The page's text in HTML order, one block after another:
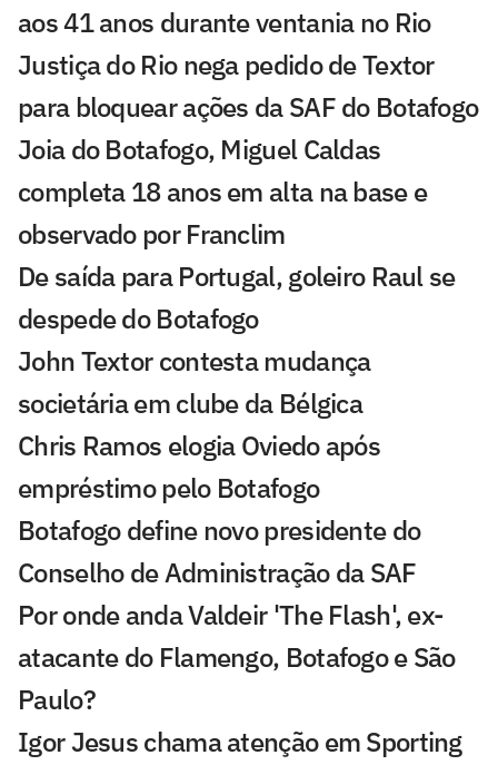
aos 41 anos durante ventania no Rio
Justiça do Rio nega pedido de Textor
para bloquear ações da SAF do Botafogo
Joia do Botafogo, Miguel Caldas
completa 18 anos em alta na base e
observado por Franclim
De saída para Portugal, goleiro Raul se
despede do Botafogo
John Textor contesta mudança
societária em clube da Bélgica
Chris Ramos elogia Oviedo após
empréstimo pelo Botafogo
Botafogo define novo presidente do
Conselho de Administração da SAF
Por onde anda Valdeir 'The Flash', ex-
atacante do Flamengo, Botafogo e São
Paulo?
Igor Jesus chama atenção em Sporting